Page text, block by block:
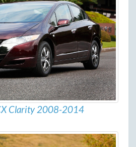
Clarity 2008-2014